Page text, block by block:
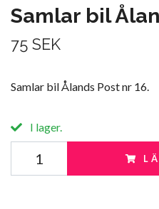
Samlar bil
75 SEK
Samlar bil Ålands Post nr 16.
I lager.